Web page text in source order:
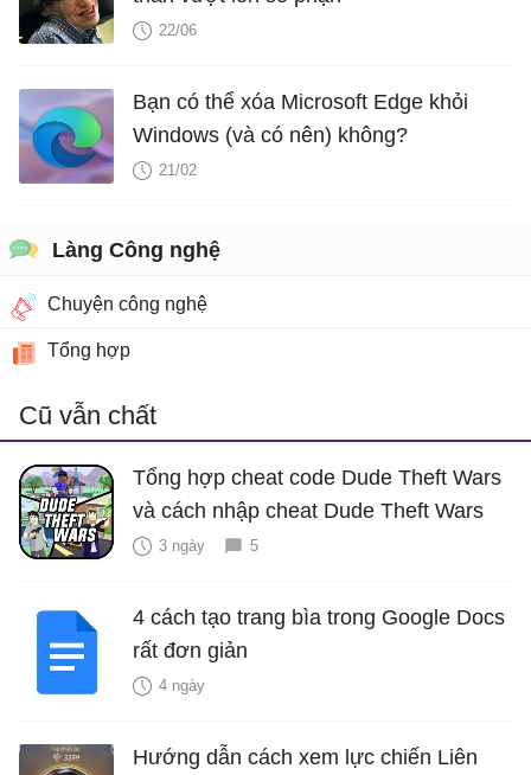
22/06
Bạn có thể xóa Microsoft Edge khỏi
Windows (và có nên) không?
21/02
Làng Công nghệ
Chuyện công nghệ
Tổng hợp
Cũ vẫn chất
Tổng hợp cheat code Dude Theft Wars
và cách nhập cheat Dude Theft Wars
3 ngày 5
4 cách tạo trang bìa trong Google Docs
rất đơn giản
4 ngày
Hướng dẫn cách xem lực chiến Liên